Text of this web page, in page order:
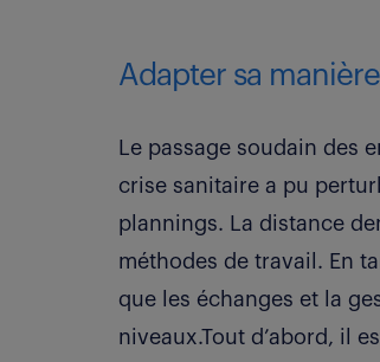
Adapter sa
Le passage soudain des
crise sanitaire a pu
plannings. La distance
méthodes de travail. En
que les échanges et la
niveaux.Tout d’abord, il